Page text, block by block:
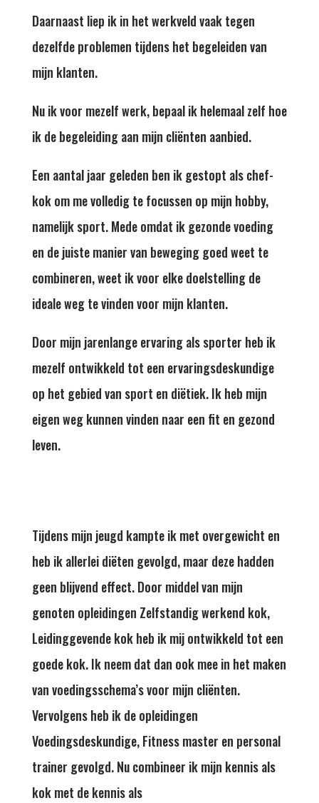
Daarnaast liep ik in het werkveld vaak tegen
dezelfde problemen tijdens het begeleiden van
mijn klanten.
Nu ik voor mezelf werk, bepaal ik helemaal zelf hoe
ik de begeleiding aan mijn cliënten aanbied.
Een aantal jaar geleden ben ik gestopt als chef-
kok om me volledig te focussen op mijn hobby,
namelijk sport. Mede omdat ik gezonde voeding
en de juiste manier van beweging goed weet te
combineren, weet ik voor elke doelstelling de
ideale weg te vinden voor mijn klanten.
Door mijn jarenlange ervaring als sporter heb ik
mezelf ontwikkeld tot een ervaringsdeskundige
op het gebied van sport en diëtiek. Ik heb mijn
eigen weg kunnen vinden naar een fit en gezond
leven.
Tijdens mijn jeugd kampte ik met overgewicht en
heb ik allerlei diëten gevolgd, maar deze hadden
geen blijvend effect. Door middel van mijn
genoten opleidingen Zelfstandig werkend kok,
Leidinggevende kok heb ik mij ontwikkeld tot een
goede kok. Ik neem dat dan ook mee in het maken
van voedingsschema’s voor mijn cliënten.
Vervolgens heb ik de opleidingen
Voedingsdeskundige, Fitness master en personal
trainer gevolgd. Nu combineer ik mijn kennis als
kok met de kennis als